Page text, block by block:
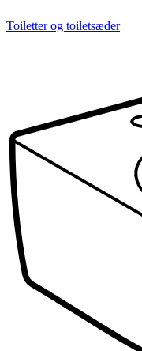
Toiletter og toiletsæder